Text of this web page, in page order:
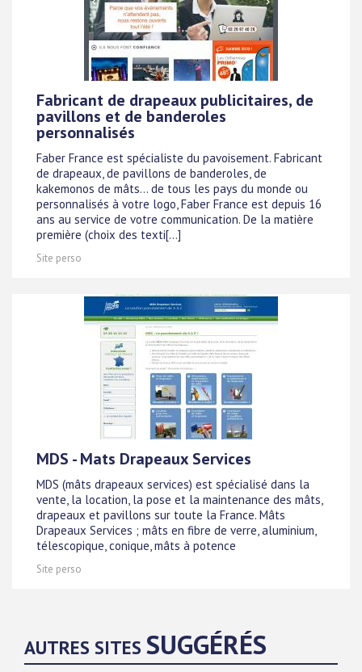
Fabricant de drapeaux publicitaires, de
pavillons et de banderoles
personnalisés
Faber France est spécialiste du pavoisement. Fabricant
de drapeaux, de pavillons de banderoles, de
kakemonos de mâts... de tous les pays du monde ou
personnalisés à votre logo, Faber France est depuis 16
ans au service de votre communication. De la matière
première (choix des texti[...]
Site perso
MDS - Mats Drapeaux Services
MDS (mâts drapeaux services) est spécialisé dans la
vente, la location, la pose et la maintenance des mâts,
drapeaux et pavillons sur toute la France. Mâts
Drapeaux Services ; mâts en fibre de verre, aluminium,
télescopique, conique, mâts à potence
Site perso
AUTRES SITES SUGGÉRÉS